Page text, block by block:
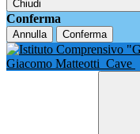
Chiudi
Conferma
Annulla Conferma
Giacomo Matteotti Cave